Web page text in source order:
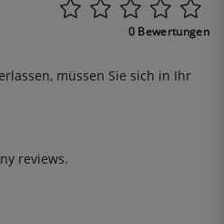
0 Bewertungen
müssen Sie sich in Ihr
reviews.